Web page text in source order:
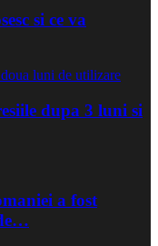
si ce va
dupa 3 luni si
a fost